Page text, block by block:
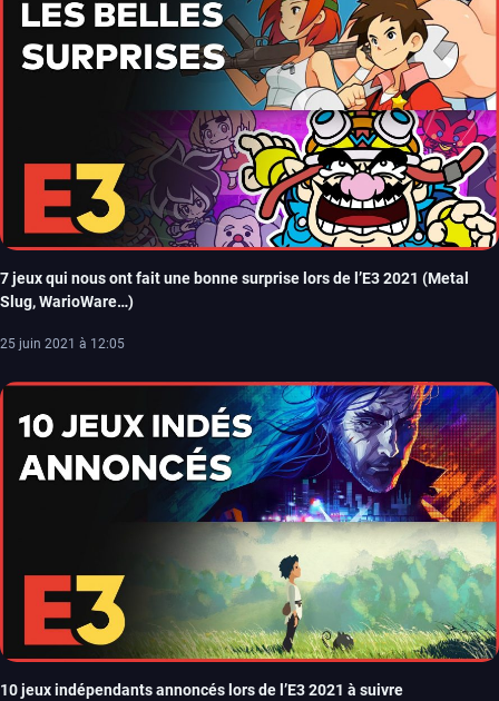
7 jeux qui nous ont fait une bonne surprise lors de l’E3 2021 (Metal
Slug, WarioWare…)
25 juin 2021 à 12:05
10 jeux indépendants annoncés lors de l’E3 2021 à suivre